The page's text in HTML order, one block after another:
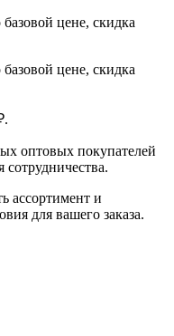
цене, скидка
цене, скидка
оптовых покупателей
ассортимент и
для вашего заказа.